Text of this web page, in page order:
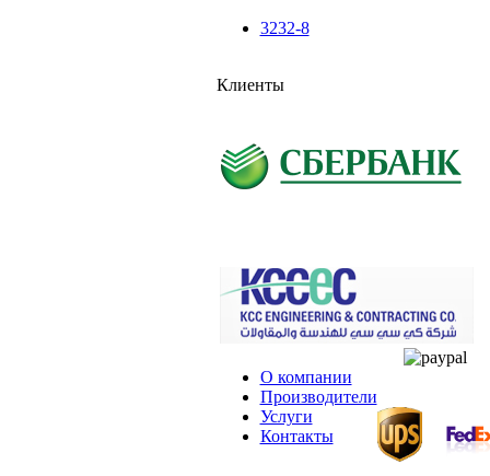
3232-8
Клиенты
О компании
Производители
Услуги
Контакты